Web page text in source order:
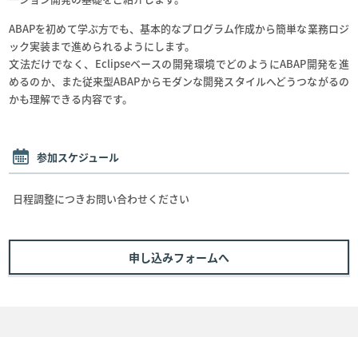
ABAPを初めて学ぶ方でも、基本的なプログラム作成から簡単な業務ロジ
ック実装まで進められるようにします。
文法だけでなく、Eclipseベースの開発環境でどのようにABAP開発を進
めるのか、また従来型ABAPからモダンな開発スタイルへどうつながるの
かも理解できる内容です。
参加スケジュール
日程調整につきお問い合わせください
申し込みフォームへ